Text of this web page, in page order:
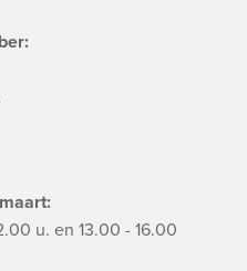
u. en 13.00 - 16.00